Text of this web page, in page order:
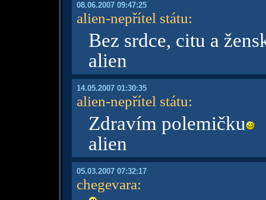
08.06.2007 09:47:25
alien-nepřítel státu:
Bez srdce, citu a
alien
14.05.2007 01:30:35
alien-nepřítel státu:
Zdravím polemičku
alien
05.03.2007 07:32:17
chegevara: